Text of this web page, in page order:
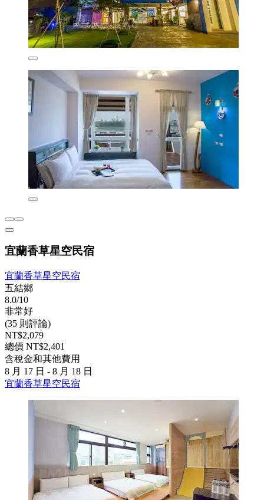
宜蘭香草星空民宿
宜蘭香草星空民宿
五結鄉
8.0/10
非常好
(35 則評論)
NT$2,079
總價 NT$2,401
含稅金和其他費用
8 月 17 日 - 8 月 18 日
宜蘭香草星空民宿